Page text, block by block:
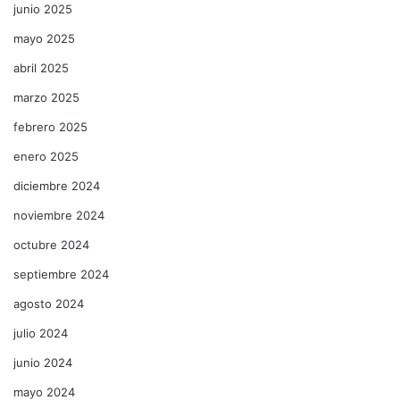
junio 2025
mayo 2025
abril 2025
marzo 2025
febrero 2025
enero 2025
diciembre 2024
noviembre 2024
octubre 2024
septiembre 2024
agosto 2024
julio 2024
junio 2024
mayo 2024